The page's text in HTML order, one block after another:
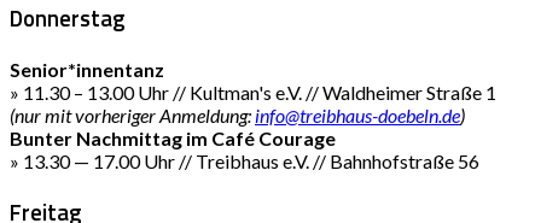
Donnerstag
Senior*innentanz
» 11.30 – 13.00 Uhr // Kultman's e.V. // Waldheimer Straße 1
(nur mit vorheriger Anmeldung: info@treibhaus-doebeln.de)
Bunter Nachmittag im Café Courage
» 13.30 — 17.00 Uhr // Treibhaus e.V. // Bahnhofstraße 56
Freitag